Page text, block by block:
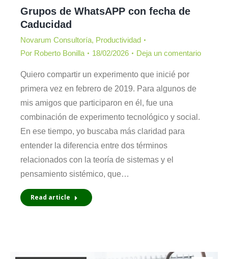
Grupos de WhatsAPP con fecha de
Caducidad
Novarum Consultoría, Productividad
Por Roberto Bonilla 18/02/2026 Deja un comentario
Quiero compartir un experimento que inicié por
primera vez en febrero de 2019. Para algunos de
mis amigos que participaron en él, fue una
combinación de experimento tecnológico y social.
En ese tiempo, yo buscaba más claridad para
entender la diferencia entre dos términos
relacionados con la teoría de sistemas y el
pensamiento sistémico, que…
Read article